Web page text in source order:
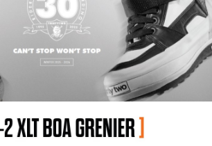
페이코 ID로 페
PAYCO 바로